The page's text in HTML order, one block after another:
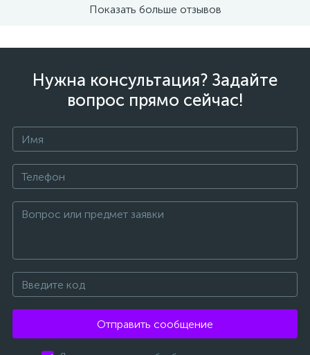
Показать больше отзывов
Нужна консультация? Задайте
вопрос прямо сейчас!
Отправить сообщение